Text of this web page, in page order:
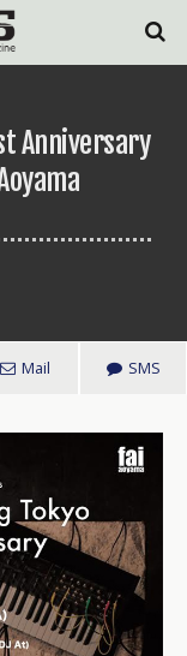
Anniversary
Mail SMS